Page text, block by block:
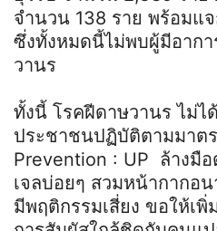
จำนวน 138 ราย พร้อมแ
ซึ่งทั้งหมดนี้ไม่พบผู้มีอาก
วานร
ทั้งนี้ โรคฝีดาษวานร ไม่ไ
ประชาชนปฏิบัติตามมาต
Prevention : UP ล้างมื
เจลบ่อยๆ สวมหน้ากากอ
มีพฤติกรรมเสี่ยง ขอให้เ